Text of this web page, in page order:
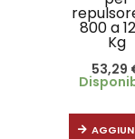
800 a
Kg
53,29